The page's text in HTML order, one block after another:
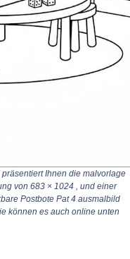
Ihnen die malvorlage
von 683 × 1024 , und einer
Postbote Pat 4 ausmalbild
können es auch online unten